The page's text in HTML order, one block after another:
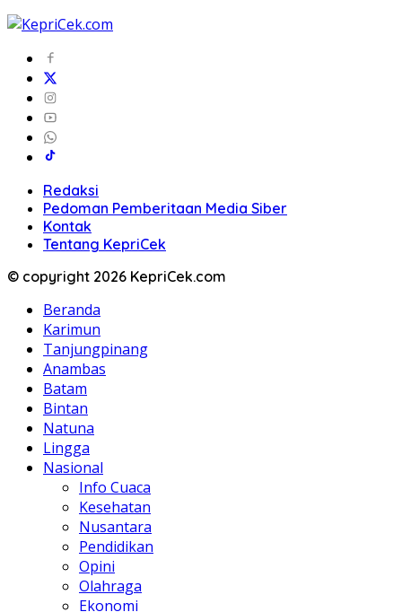
Redaksi
Pedoman Pemberitaan Media Siber
Kontak
Tentang KepriCek
© copyright 2026 KepriCek.com
Beranda
Karimun
Tanjungpinang
Anambas
Batam
Bintan
Natuna
Lingga
Nasional
Info Cuaca
Kesehatan
Nusantara
Pendidikan
Opini
Olahraga
Ekonomi